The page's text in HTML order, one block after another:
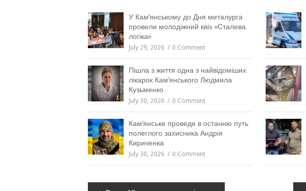
У Кам’янському до Дня металурга
провели молодіжний квіз «Сталева
логіка»
July 29, 2026 0 Comment
Пішла з життя одна з найвідоміших
лікарок Кам’янського Людмила
Кузьменко
July 30, 2026 0 Comment
Кам’янське проведе в останню путь
полеглого захисника Андрія
Кириченка
July 30, 2026 0 Comment